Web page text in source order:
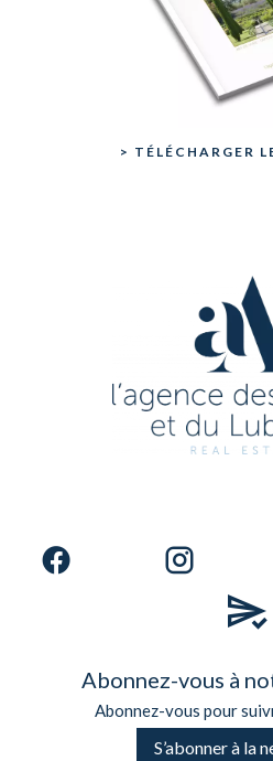
> TÉLÉCHARGER
Abonnez-vous à
Abonnez-vous pour
S’abonner à la